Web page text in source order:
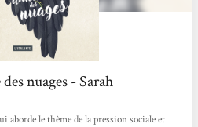
nuages - Sarah
le thème de la pression sociale et